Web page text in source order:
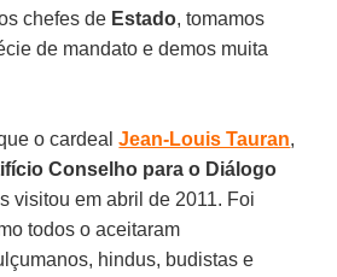
chefes de Estado, tomamos
de mandato e demos muita
o cardealJean-Louis Tauran,
Conselho para o Diálogo
visitou em abril de 2011. Foi
todos o aceitaram
hindus, budistas e